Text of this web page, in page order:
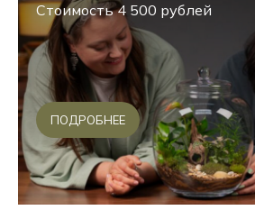
Стоимость 4 500 рублей
ПОДРОБНЕЕ